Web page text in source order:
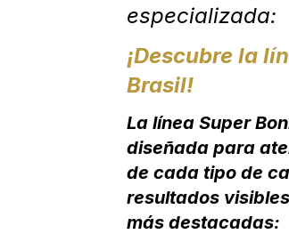
especializada:
¡Descubre la
Brasil!
La línea Super
diseñada para
de cada tipo de
resultados
más destacadas: